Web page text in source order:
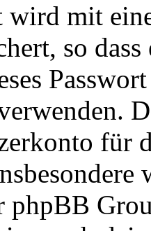
wird mit
so
für
phpBB